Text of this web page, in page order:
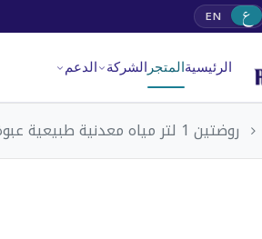
ع EN
الرئيسيةالمتجر الشركة الدعم
روضتين 1 لتر مياه معدنية طبيعية عبوة بلاستيك شد 6